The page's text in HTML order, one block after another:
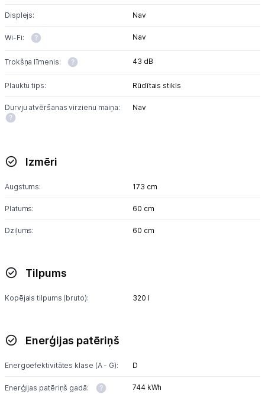
Kafijas pagatavošana
Mazā virtuves tehnika
Klimata iekārtas
Skaistumkopšana
Sports un atpūta
Blogs
Tehnikas izvešana
Displejs: Nav
Wi-Fi: Nav
Trokšņa līmenis: 43 dB
Plauktu tips: Rūdītais stikls
Durvju atvēršanas virzienu maiņa: Nav
Izmēri
Augstums: 173 cm
Platums: 60 cm
Dziļums: 60 cm
Tilpums
Kopējais tilpums (bruto): 320 l
Enerģijas patēriņš
Energoefektivitātes klase (A - G): D
Enerģijas patēriņš gadā: 744 kWh